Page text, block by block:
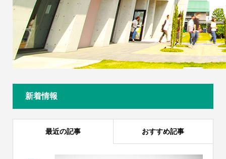
新着情報
最近の記事 おすすめ記事